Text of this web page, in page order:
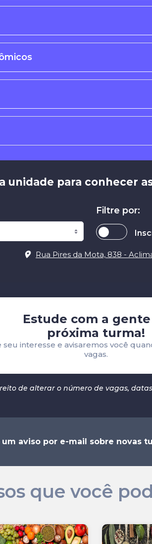
unidade para conhecer
Filtre por:
Rua Pires da Mota, 838 -
Estude com a
próxima turma!
seu interesse e avisaremos você
vagas.
de alterar o número de vagas,
aviso por e-mail sobre novas
que você